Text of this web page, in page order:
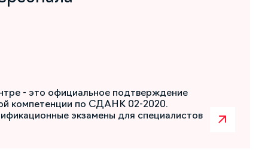
- это официальное подтверждение
компетенции по СДАНК 02-2020.
экзамены для специалистов